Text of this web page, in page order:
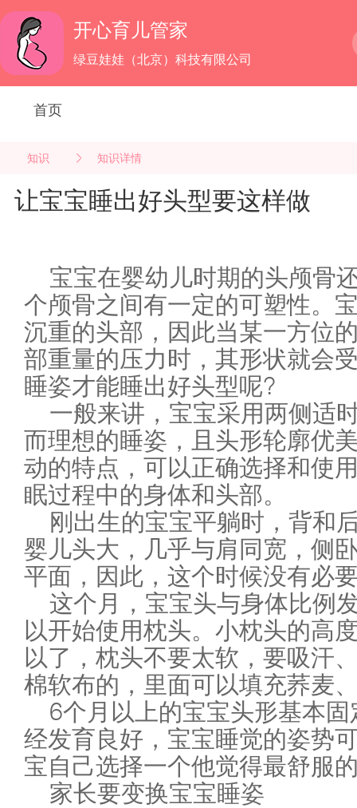
开心育儿管家
绿豆娃娃（北京）科技有限公司
首页
知识 知识详情
让宝宝睡出好头型要这样做
宝宝在婴幼儿时期的头颅骨
个颅骨之间有一定的可塑性。
沉重的头部，因此当某一方位
部重量的压力时，其形状就会
睡姿才能睡出好头型呢?
一般来讲，宝宝采用两侧适
而理想的睡姿，且头形轮廓优
动的特点，可以正确选择和使
眠过程中的身体和头部。
刚出生的宝宝平躺时，背和
婴儿头大，几乎与肩同宽，侧
平面，因此，这个时候没有必
这个月，宝宝头与身体比例
以开始使用枕头。小枕头的高
以了，枕头不要太软，要吸汗
棉软布的，里面可以填充荞麦
6个月以上的宝宝头形基本
经发育良好，宝宝睡觉的姿势
宝自己选择一个他觉得最舒服
家长要变换宝宝睡姿